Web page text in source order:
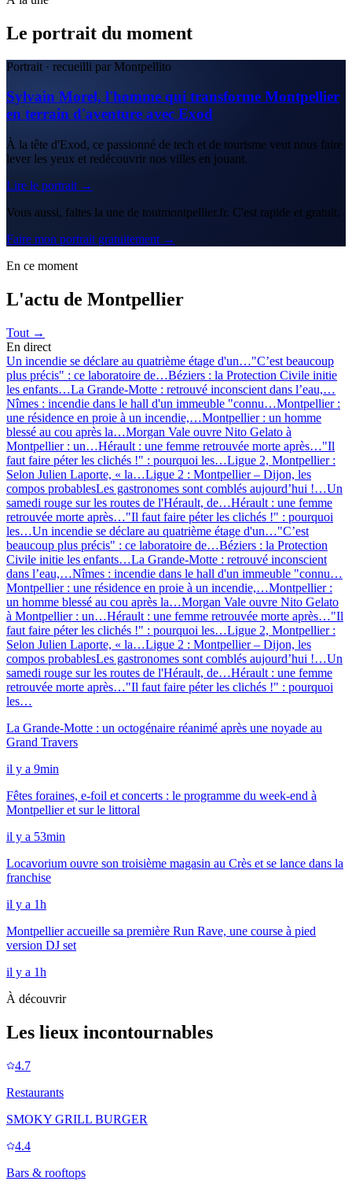
Le portrait du moment
Portrait · recueilli par Montpellito
Sylvain Morel, l'homme qui transforme Montpellier
en terrain d'aventure avec Exod
À la tête d'Exod, ce passionné de tech et de tourisme veut nous faire
lever les yeux et redécouvrir nos villes en jouant.
Lire le portrait →
Vous aussi, faites la une de toutmontpellier.fr. C'est rapide et gratuit.
Faire mon portrait gratuitement →
En ce moment
L'actu de Montpellier
Tout →
En direct
Un incendie se déclare au quatrième étage d'un…"C’est beaucoup
plus précis" : ce laboratoire de…Béziers : la Protection Civile initie
les enfants…La Grande-Motte : retrouvé inconscient dans l’eau,…
Nîmes : incendie dans le hall d'un immeuble "connu…Montpellier :
une résidence en proie à un incendie,…Montpellier : un homme
blessé au cou après la…Morgan Vale ouvre Nito Gelato à
Montpellier : un…Hérault : une femme retrouvée morte après…"Il
faut faire péter les clichés !" : pourquoi les…Ligue 2, Montpellier :
Selon Julien Laporte, « la…Ligue 2 : Montpellier – Dijon, les
compos probablesLes gastronomes sont comblés aujourd’hui !…Un
samedi rouge sur les routes de l'Hérault, de…Hérault : une femme
retrouvée morte après…"Il faut faire péter les clichés !" : pourquoi
les…Un incendie se déclare au quatrième étage d'un…"C’est
beaucoup plus précis" : ce laboratoire de…Béziers : la Protection
Civile initie les enfants…La Grande-Motte : retrouvé inconscient
dans l’eau,…Nîmes : incendie dans le hall d'un immeuble "connu…
Montpellier : une résidence en proie à un incendie,…Montpellier :
un homme blessé au cou après la…Morgan Vale ouvre Nito Gelato
à Montpellier : un…Hérault : une femme retrouvée morte après…"Il
faut faire péter les clichés !" : pourquoi les…Ligue 2, Montpellier :
Selon Julien Laporte, « la…Ligue 2 : Montpellier – Dijon, les
compos probablesLes gastronomes sont comblés aujourd’hui !…Un
samedi rouge sur les routes de l'Hérault, de…Hérault : une femme
retrouvée morte après…"Il faut faire péter les clichés !" : pourquoi
les…
La Grande-Motte : un octogénaire réanimé après une noyade au
Grand Travers
il y a 9min
Fêtes foraines, e-foil et concerts : le programme du week-end à
Montpellier et sur le littoral
il y a 53min
Locavorium ouvre son troisième magasin au Crès et se lance dans la
franchise
il y a 1h
Montpellier accueille sa première Run Rave, une course à pied
version DJ set
il y a 1h
À découvrir
Les lieux incontournables
4.7
Restaurants
SMOKY GRILL BURGER
4.4
Bars & rooftops